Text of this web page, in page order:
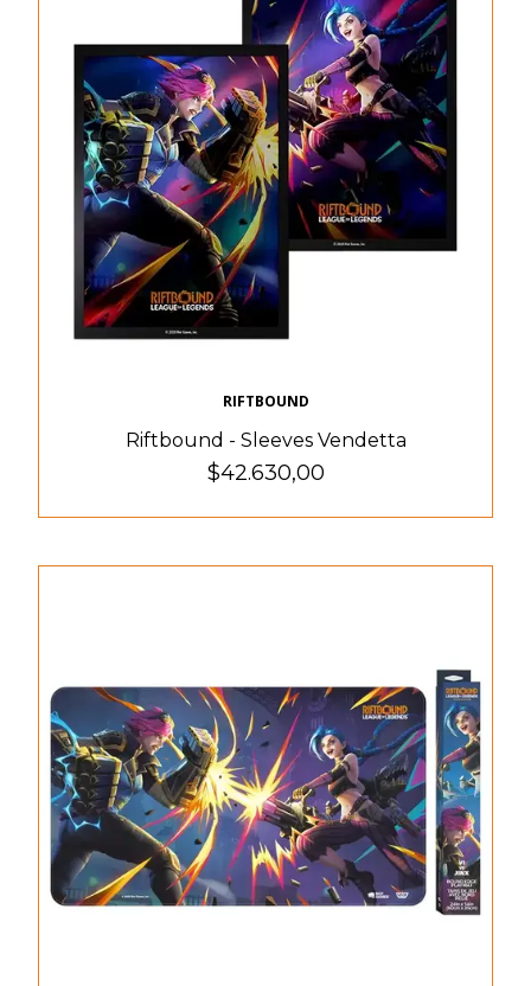
RIFTBOUND
Riftbound - Sleeves Vendetta
$42.630,00